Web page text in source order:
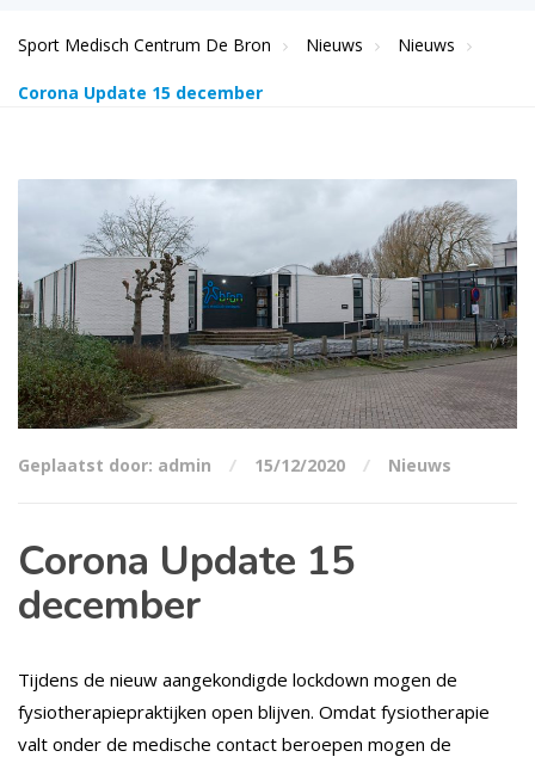
Sport Medisch Centrum De Bron Nieuws Nieuws
Corona Update 15 december
Geplaatst door: admin 15/12/2020 Nieuws
Corona Update 15
december
Tijdens de nieuw aangekondigde lockdown mogen de
fysiotherapiepraktijken open blijven. Omdat fysiotherapie
valt onder de medische contact beroepen mogen de